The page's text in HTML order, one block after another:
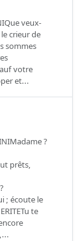
veux-
crieur de
sommes
votre
et...
?
prêts,
; écoute le
te